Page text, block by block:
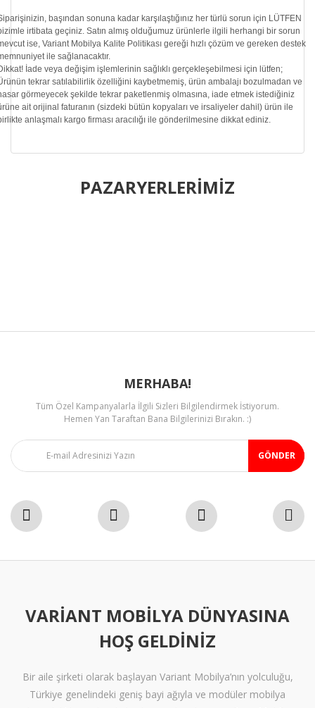
başından sonuna kadar karşılaştığınız her türlü sorun için LÜTFEN
irtibata geçiniz. Satın almış olduğumuz ürünlerle ilgili herhangi bir sorun
ise, Variant Mobilya Kalite Politikası gereği hızlı çözüm ve gereken destek
ile sağlanacaktır.
İade veya değişim işlemlerinin sağlıklı gerçekleşebilmesi için lütfen;
tekrar satılabilirlik özelliğini kaybetmemiş, ürün ambalajı bozulmadan ve
görmeyecek şekilde tekrar paketlenmiş olmasına, iade etmek istediğiniz
ait orijinal faturanın (sizdeki bütün kopyaları ve irsaliyeler dahil) ürün ile
anlaşmalı kargo firması aracılığı ile gönderilmesine dikkat ediniz.
Bu ürüne ilk yorumu siz yapın!
konularda yetersiz gördüğünüz noktaları öneri formunu
kullanarak tarafımıza iletebilirsiniz.
Gönder
PAZARYERLERİMİZ
MERHABA!
Tüm Özel Kampanyalarla İlgili Sizleri Bilgilendirmek İstiyorum.
Hemen Yan Taraftan Bana Bilgilerinizi Bırakın. :)
GÖNDER
VARIANT MOBILYA DÜNYASINA
HOŞ GELDINIZ
Bir aile şirketi olarak başlayan Variant Mobilya’nın yolculuğu,
Türkiye genelindeki geniş bayi ağıyla ve modüler mobilya